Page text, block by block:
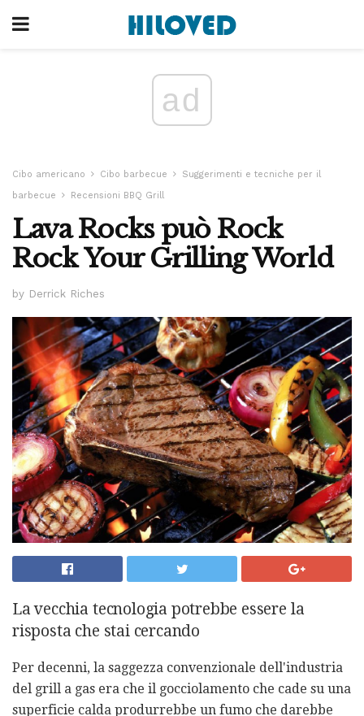
ad
Cibo americano Cibo barbecue
Suggerimenti e tecniche per il
barbecue
Recensioni BBQ Grill
Lava Rocks può Rock
Rock Your Grilling World
by Derrick Riches
La vecchia tecnologia potrebbe essere la
risposta che stai cercando
Per decenni, la saggezza convenzionale dell'industria
del grill a gas era che il gocciolamento che cade su una
superficie calda produrrebbe un fumo che darebbe